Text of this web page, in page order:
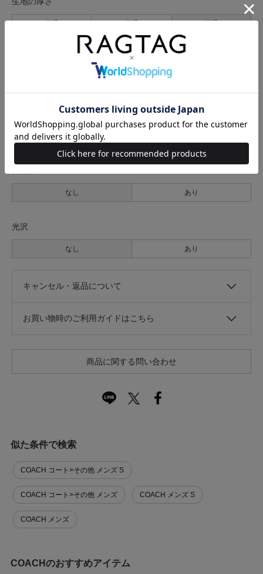
薄手 普通 厚手
なし
なし あり
光沢
なし あり
キャンセル・返品について
お買い物時のご利用ガイドはこちら
商品に関する問い合わせ
似た条件で検索
COACH コート>その他 メンズ S
COACH コート>その他 メンズ COACH メンズ S
COACH メンズ
COACHのおすすめアイテム